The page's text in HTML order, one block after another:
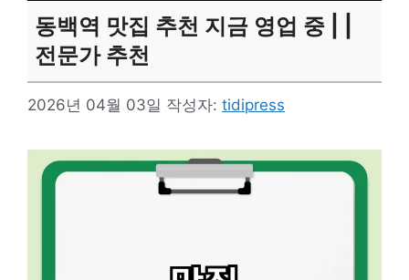
동백역 맛집 추천 지금 영업 중 | |
전문가 추천
2026년 04월 03일 작성자: tidipress